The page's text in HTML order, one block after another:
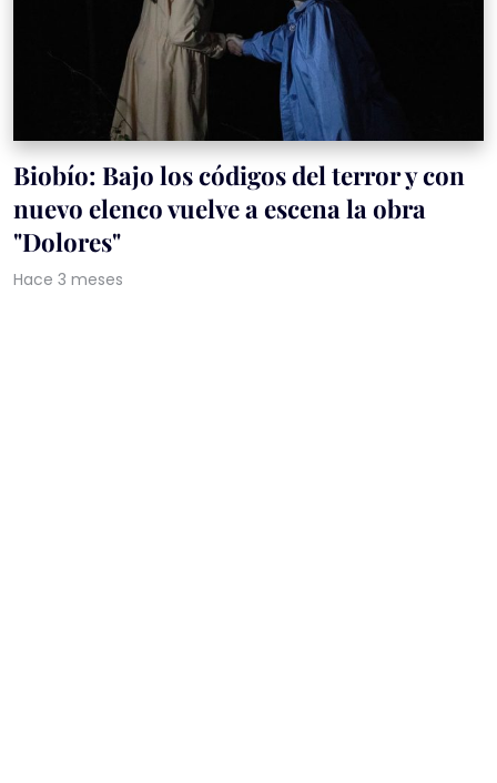
Biobío: Bajo los códigos del terror y con
nuevo elenco vuelve a escena la obra
"Dolores"
Hace 3 meses